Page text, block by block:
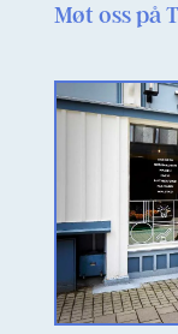
Møt oss på